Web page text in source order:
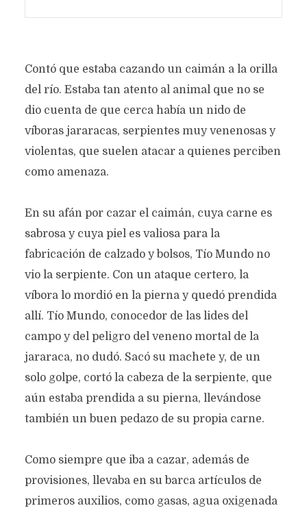
Contó que estaba cazando un caimán a la orilla
del río. Estaba tan atento al animal que no se
dio cuenta de que cerca había un nido de
víboras jararacas, serpientes muy venenosas y
violentas, que suelen atacar a quienes perciben
como amenaza.
En su afán por cazar el caimán, cuya carne es
sabrosa y cuya piel es valiosa para la
fabricación de calzado y bolsos, Tío Mundo no
vio la serpiente. Con un ataque certero, la
víbora lo mordió en la pierna y quedó prendida
allí. Tío Mundo, conocedor de las lides del
campo y del peligro del veneno mortal de la
jararaca, no dudó. Sacó su machete y, de un
solo golpe, cortó la cabeza de la serpiente, que
aún estaba prendida a su pierna, llevándose
también un buen pedazo de su propia carne.
Como siempre que iba a cazar, además de
provisiones, llevaba en su barca artículos de
primeros auxilios, como gasas, agua oxigenada